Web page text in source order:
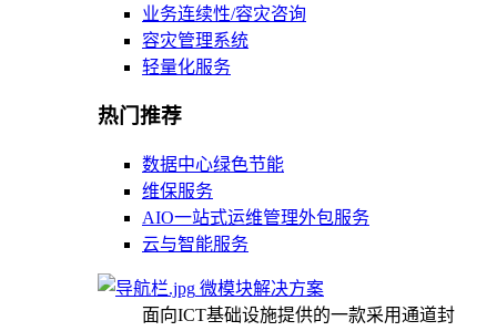
业务连续性/容灾咨询
容灾管理系统
轻量化服务
热门推荐
数据中心绿色节能
维保服务
AIO一站式运维管理外包服务
云与智能服务
微模块解决方案
面向ICT基础设施提供的一款采用通道封